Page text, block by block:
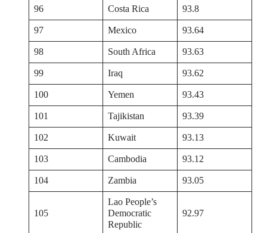
96
Costa Rica
93.8
97
Mexico
93.64
98
South Africa
93.63
99
Iraq
93.62
100
Yemen
93.43
101
Tajikistan
93.39
102
Kuwait
93.13
103
Cambodia
93.12
104
Zambia 93.05
105
Lao People’s
Democratic
Republic
92.97